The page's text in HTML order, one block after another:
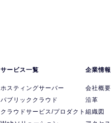
サービス一覧
ホスティングサーバー
パブリッククラウド
クラウドサービス/プロダクト
企業情報
会社概要
沿革
組織図